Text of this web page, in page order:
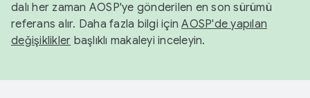
dalı her zaman AOSP'ye gönderilen en son sürümü
referans alır. Daha fazla bilgi içinAOSP'de yapılan
değişiklikler başlıklı makaleyi inceleyin.